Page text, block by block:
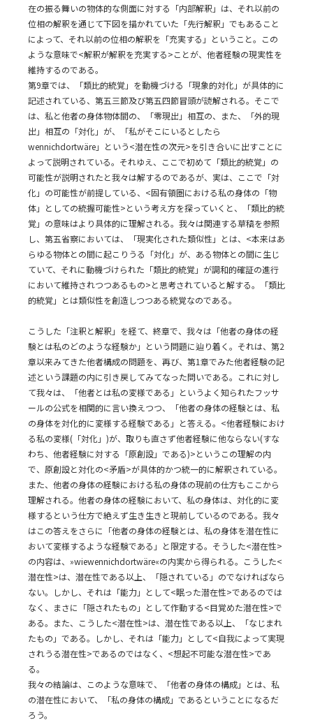
在の振る舞いの物体的な側面に対する「内部解釈」は、それ以前の
位相の解釈を通じて下図を描かれていた「先行解釈」でもあること
によって、それ以前の位相の解釈を「充実する」ということ。この
ような意味で<解釈が解釈を充実する>ことが、他者経験の現実性を
維持するのである。
第9章では、「類比的統覚」を動機づける「現象的対化」が具体的に
記述されている、第五三節及び第五四節冒頭が読解される。そこで
は、私と他者の身体物体間の、「零現出」相互の、また、「外的現
出」相互の「対化」が、「私がそこにいるとしたら
wennichdortwäre」という<潜在性の次元>を引き合いに出すことに
よって説明されている。それゆえ、ここで初めて「類比的統覚」の
可能性が説明されたと我々は解するのであるが、実は、ここで「対
化」の可能性が前提している、<固有領圏における私の身体の「物
体」としての統握可能性>という考え方を探っていくと、「類比的統
覚」の意味はより具体的に理解される。我々は関連する草稿を参照
し、第五省察においては、「現実化された類似性」とは、<本来はあ
らゆる物体との間に起こりうる「対化」が、ある物体との間に生じ
ていて、それに動機づけられた「類比的統覚」が調和的確証の進行
において維持されつつあるもの>と思考されていると解する。「類比
的統覚」とは類似性を創造しつつある統覚なのである。
こうした「注釈と解釈」を経て、終章で、我々は「他者の身体の経
験とは私のどのような経験か」という問題に辿り着く。それは、第2
章以来みてきた他者構成の問題を、再び、第1章でみた他者経験の記
述という課題の内に引き戻してみてなった問いである。これに対し
て我々は、「他者とは私の変様である」というよく知られたフッサ
ールの公式を相関的に言い換えつつ、「他者の身体の経験とは、私
の身体を対化的に変様する経験である」と答える。<他者経験におけ
る私の変様(「対化」)が、取りも直さず他者経験に他ならない(すな
わち、他者経験に対する「原創設」である)>というこの理解の内
で、原創設と対化の<矛盾>が具体的かつ統一的に解釈されている。
また、他者の身体の経験における私の身体の現前の仕方もここから
理解される。他者の身体の経験において、私の身体は、対化的に変
様するという仕方で絶えず生き生きと現前しているのである。我々
はこの答えをさらに「他者の身体の経験とは、私の身体を潜在性に
おいて変様するような経験である」と限定する。そうした<潜在性>
の内容は、»wiewennichdortwäre«の内実から得られる。こうした<
潜在性>は、潜在性である以上、「隠されている」のでなければなら
ない。しかし、それは「能力」として<眠った潜在性>であるのでは
なく、まさに「隠されたもの」として作動する<目覚めた潜在性>で
ある。また、こうした<潜在性>は、潜在性である以上、「なじまれ
たもの」である。しかし、それは「能力」として<自我によって実現
されうる潜在性>であるのではなく、<想起不可能な潜在性>であ
る。
我々の結論は、このような意味で、「他者の身体の構成」とは、私
の潜在性において、「私の身体の構成」であるということになるだ
ろう。